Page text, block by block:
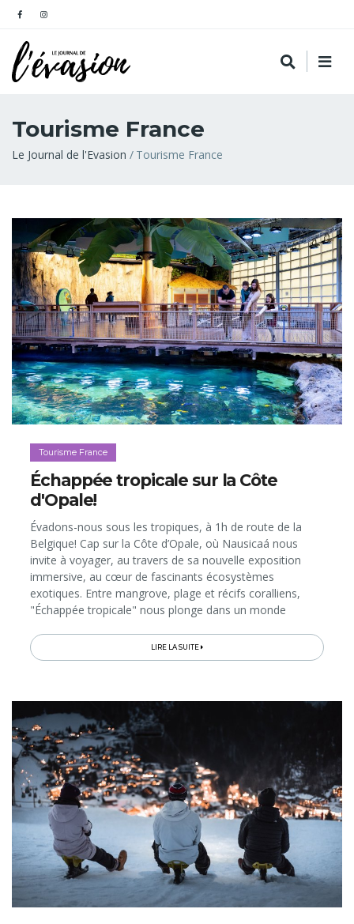
Tourisme France
Fil
Le Journal de l'Evasion Tourisme France
Tourisme France
Échappée tropicale sur la Côte
d'Opale!
Évadons-nous sous les tropiques, à 1h de route de la
Belgique! Cap sur la Côte d’Opale, où Nausicaá nous
invite à voyager, au travers de sa nouvelle exposition
immersive, au cœur de fascinants écosystèmes
exotiques. Entre mangrove, plage et récifs coralliens,
"Échappée tropicale" nous plonge dans un monde
poursuivre à table, autour d’un...
LIRE LA SUITE